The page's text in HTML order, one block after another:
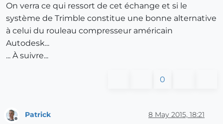
On verra ce qui ressort de cet échange et si le
système de Trimble constitue une bonne alternative
à celui du rouleau compresseur américain
Autodesk...
... À suivre...
0
Patrick 8 May 2015, 18:21